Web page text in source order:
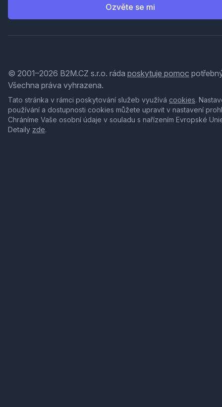
Ozvěte se mi
© 2001–2026 B2M.CZ s.r.o. ráda poskytuje pomoc
Všechna práva vyhrazena.
Tato stránka v rámci poskytování služeb využívá cookies.
používání a dostupnosti cookies můžete upravit v nastavení
Chráníme Vaše osobní údaje v souladu s nařízením Evropské
Detaily zde.